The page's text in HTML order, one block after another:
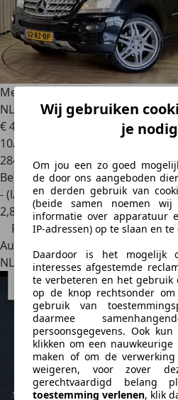
Mercedes-Benz ML 350
NL!* Trekhaak / Le
€ 4.950
10/2005
284.637 km
Benzine
- (l/100 km)
2,8
Prijsdaling
Autobedrijf
NL 5741 TTBeek En Donk
Wij gebruiken
je
Om jou een zo goed
de door ons aangeboden
en derden gebruik van
(beide samen noemen
informatie over apparatuur
IP-adressen) op te slaan en
Daardoor is het mogelijk
interesses afgestemde
te verbeteren en het gebruik
op de knop rechtsonder
gebruik van
daarmee
persoonsgegevens. Ook
klikken om een
maken of om de
weigeren, voor zover
gerechtvaardigd belang
toestemming verlenen, klik